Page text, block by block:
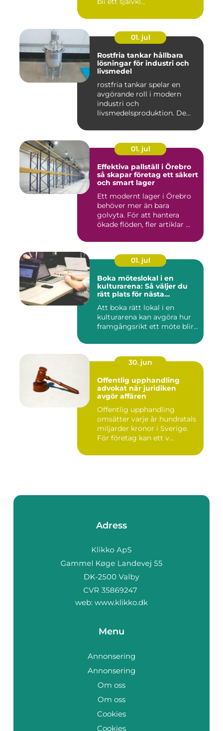
01. jul
Rostfria tankar hållbara
lösningar för industri och
livsmedel
rostfria tankar spelar en
avgörande roll i modern
industri och
livsmedelsproduktion. De
01. jul
Effektiva pallställ i Örebro
så skapar företag ett säkert
och smart lager
Ett modernt lager i Örebro
behöver mer än bara
golvyta. För att hantera
ökade flöden, fler artiklar ...
01. jul
Boka möteslokal i en
kulturarena: Så väljer du
rätt plats för nästa
Att boka rätt lokal i en
kulturarena kan avgöra hur
framgångsrikt ett möte blir...
30. jun
Offentlig upphandling
advokat när juridiken
avgör affären
Offentlig upphandling
omsätter varje år hundratals
miljarder kronor i Sverige.
För företag kan ett v...
Adress
web: www.klikko.dk
Menu
Annonsering
Annonsering
Om oss
Om oss
Cookies
Cookies